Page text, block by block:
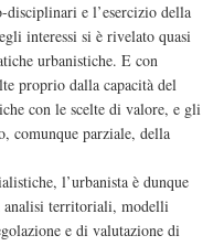
e l’esercizio della
interessi si è rivelato quasi
urbanistiche. E con
proprio dalla capacità del
con le scelte di valore, e gli
comunque parziale, della
l’urbanista è dunque
analisi territoriali, modelli
e di valutazione di